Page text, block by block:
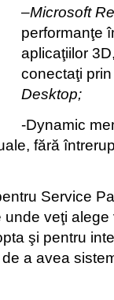
–Microsoft
performanţe
aplicaţiilor
conectaţi
Desktop;
-Dynamic
fără
Service
veţi
şi pentru
a avea